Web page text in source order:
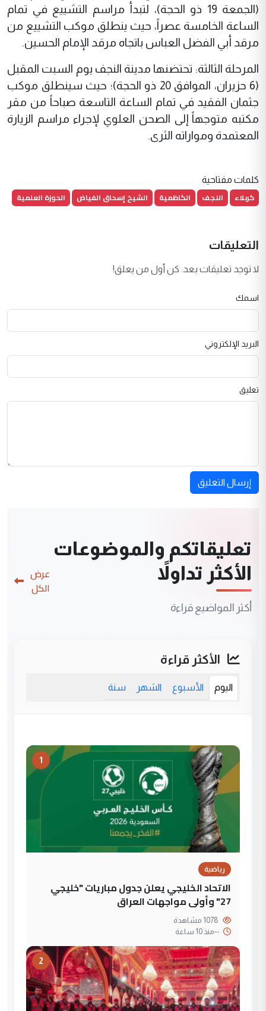
(الجمعة 19 ذو الحجة)، لتبدأ مراسم التشييع في تمام
الساعة الخامسة عصراً، حيث ينطلق موكب التشييع من
مرقد أبي الفضل العباس باتجاه مرقد الإمام الحسين.
المرحلة الثالثة: تحتضنها مدينة النجف يوم السبت المقبل
(6 حزيران، الموافق 20 ذو الحجة)؛ حيث سينطلق موكب
جثمان الفقيد في تمام الساعة التاسعة صباحاً من مقر
مكتبه متوجهاً إلى الصحن العلوي لإجراء مراسم الزيارة
المعتمدة ومواراته الثرى.
كلمات مفتاحية
كربلاء النجف الكاظمية الشيخ إسحاق الفياض الحوزة العلمية
التعليقات
لا توجد تعليقات بعد. كن أول من يعلق!
اسمك
البريد الإلكتروني
تعليق
إرسال التعليق
تعليقاتكم والموضوعات
الأكثر تداولاً
أكثر المواضيع قراءة
عرض
الكل
الأكثر قراءة
اليوم الأسبوع الشهر سنة
1
رياضية
الاتحاد الخليجي يعلن جدول مباريات "خليجي
27" وأولى مواجهات العراق
--منذ 10 ساعة
2